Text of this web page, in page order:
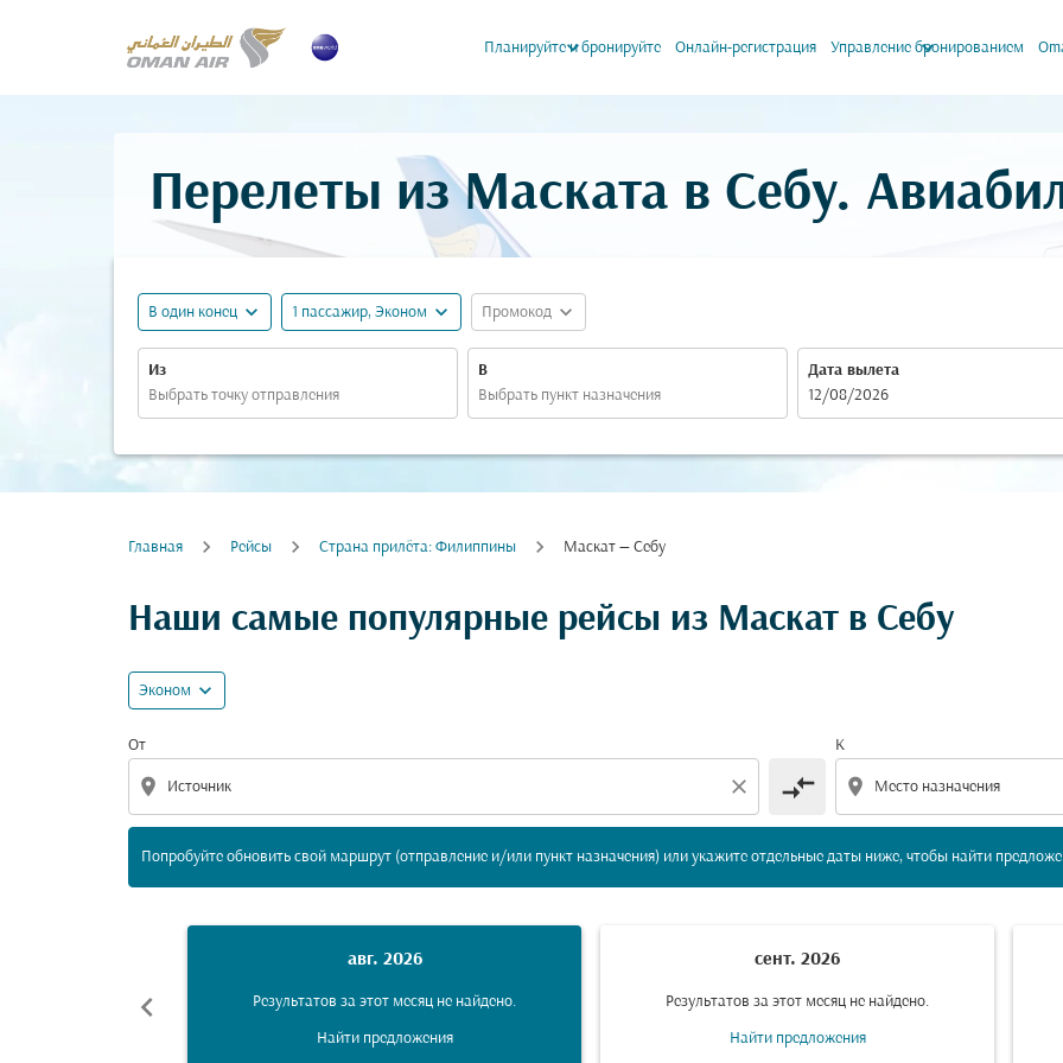
Планируйте и бронируйте
keyboard_arrow_down Онлайн-регистрация Управление бронированием
keyboard_arrow_down
Перелеты из Маската в Себу.
В один конец expand_more 1 пассажир, Эконом expand_more Промокод expand_more
Из В
Дата вылета
fc-booking-departure-date-aria-label
12/08/2026
Главная Рейсы Cтрана прилёта: Филиппины Маскат — Себу
Наши самые популярные рейсы из Маскат в Себу
Эконом expand_more
От
location_on close compare_arrows
К
location_on
Попробуйте обновить свой маршрут (отправление и/или пункт назначения) или укажите отдельные даты ниже, чтобы найти
Попробуйте обновить свой маршрут (отправление и/или пункт назначения) или укажите
chevron_left
авг. 2026
Результатов за этот месяц не найдено.
Найти предложения
сент. 2026
Результатов за этот месяц не найдено.
Найти предложения